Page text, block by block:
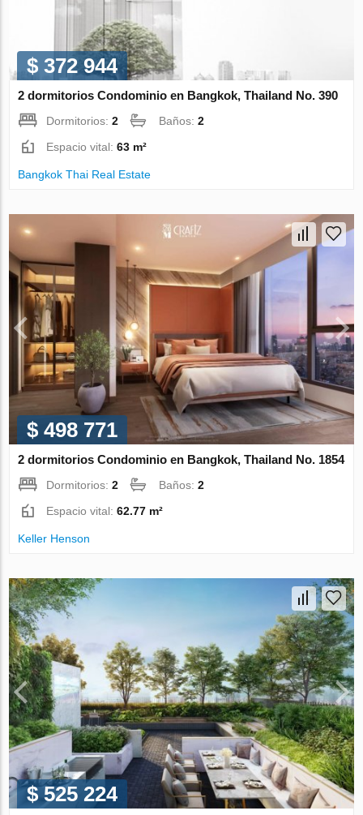
$ 372 944
2 dormitorios Condominio en Bangkok, Thailand No. 390
Dormitorios:2 Baños:2
Espacio vital:63 m²
Bangkok Thai Real Estate
$ 498 771
2 dormitorios Condominio en Bangkok, Thailand No. 1854
Dormitorios:2 Baños:2
Espacio vital:62.77 m²
Keller Henson
$ 525 224